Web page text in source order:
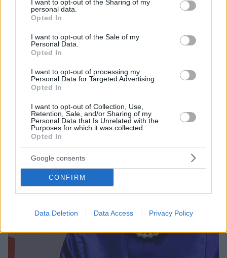
not limited to your visit or usage behaviour. You may click to
grant or deny consent to Google and its third-party tags to
use your data for below specified purposes in below Google
consent section.
I want to opt-out of the Sharing of my
personal data.
Opted In
I want to opt-out of the Sale of my
Personal Data.
Opted In
I want to opt-out of processing my
Personal Data for Targeted Advertising.
Opted In
I want to opt-out of Collection, Use,
Retention, Sale, and/or Sharing of my
Personal Data that Is Unrelated with the
Purposes for which it was collected.
Opted In
Google consents
CONFIRM
Data Deletion Data Access Privacy Policy
ήταν πρώην βουλευτής του κόμματος της
αγωνίστριας για τη δημοκρατία Αούνγκ Σαν Σου Τσι